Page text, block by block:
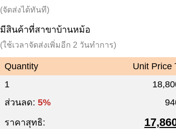
(จัดส่งได้ทันที)
มีสินค้าที่สาขาบ้านหม้อ
(ใช้เวลาจัดส่งเพิ่มอีก 2 วันทำการ)
Quantity
Unit Price
1
ส่วนลด: 5%
ราคาสุทธิ: